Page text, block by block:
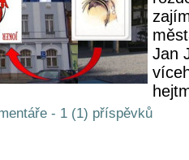
Jan
- 1 (1) příspěvků